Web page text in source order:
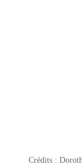
Crédits :